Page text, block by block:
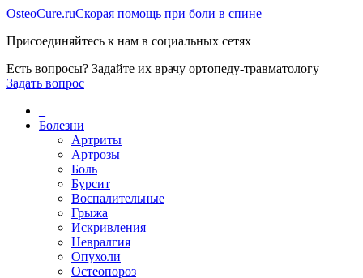
OsteoCure.ruСкорая помощь при боли в спине
Присоединяйтесь к нам в социальных сетях
Есть вопросы? Задайте их врачу ортопеду-травматологу
Задать вопрос
Болезни
Артриты
Артрозы
Боль
Бурсит
Воспалительные
Грыжа
Искривления
Невралгия
Опухоли
Остеопороз